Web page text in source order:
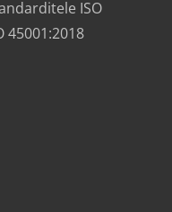
ISO
45001:2018